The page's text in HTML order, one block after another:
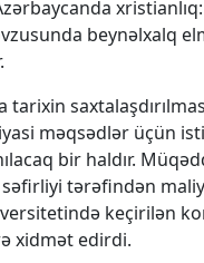
beynəlxalq
tarixin
məqsədlər üçün
bir haldır.
səfirliyi tərəfindən
keçirilən
xidmət edirdi.